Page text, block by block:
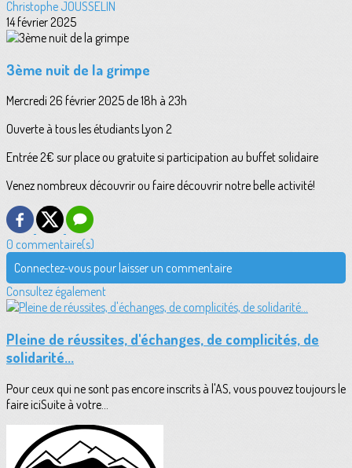
Christophe JOUSSELIN
14 février 2025
3ème nuit de la grimpe
Mercredi 26 février 2025 de 18h à 23h
Ouverte à tous les étudiants Lyon 2
Entrée 2€ sur place ou gratuite si participation au buffet solidaire
Venez nombreux découvrir ou faire découvrir notre belle activité!
0 commentaire(s)
Connectez-vous pour laisser un commentaire
Consultez également
Pleine de réussites, d'échanges, de complicités, de
solidarité...
Pour ceux qui ne sont pas encore inscrits à l'AS, vous pouvez toujours le
faire iciSuite à votre...